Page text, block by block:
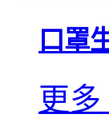
口罩
更多